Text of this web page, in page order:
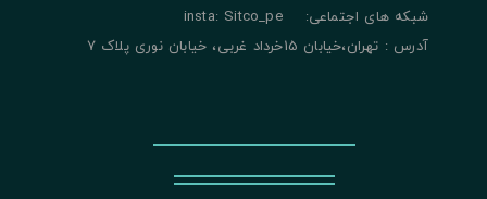
شبکه های اجتماعی: insta: Sitco_pe
آدرس : تهران،خیابان 15خرداد غربی، خیابان نوری پلاک 7